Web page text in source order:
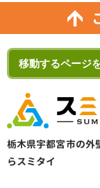
栃木県宇都宮市の外
らスミタイ